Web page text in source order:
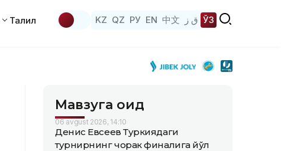
Таҳлил KZ QZ РУ EN 中文 ق ز ЎЗ
Мавзуга оид
06 avgust 2026, 14:10
Денис Евсеев Туркиядаги
турнирнинг чорак финалига йўл